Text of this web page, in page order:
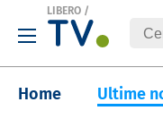
LIBERO /
Home Ultime